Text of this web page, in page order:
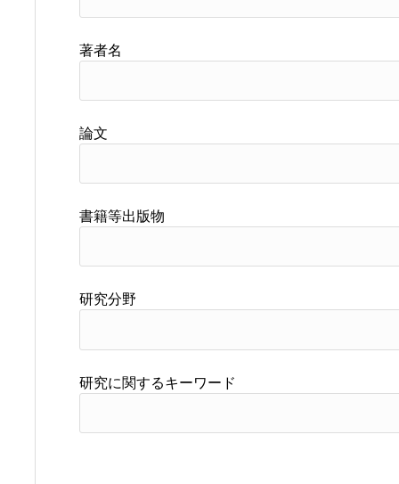
著者名
論文
書籍等出版物
研究分野
研究に関するキーワード